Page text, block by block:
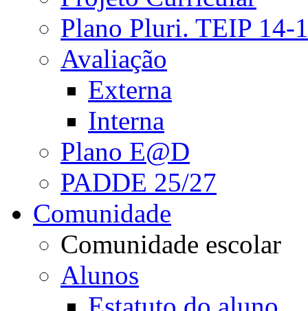
Plano Pluri. TEIP 14-
Avaliação
Externa
Interna
Plano E@D
PADDE 25/27
Comunidade
Comunidade escolar
Alunos